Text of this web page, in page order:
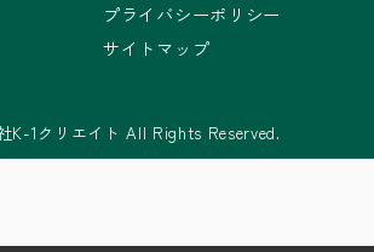
プライバシーポリシー
サイトマップ
K-1クリエイト All Rights Reserved.